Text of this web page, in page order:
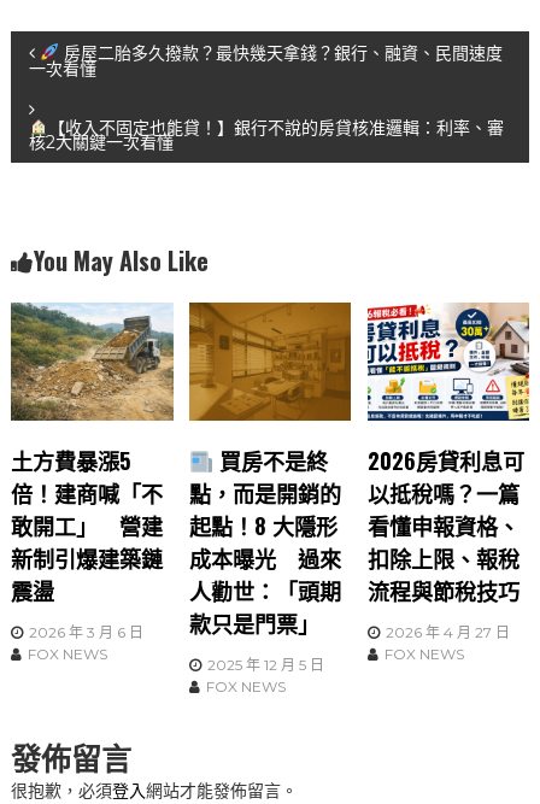
b
o
k
A
p
文
章
導
房屋二胎多久撥款？最快幾天拿錢？銀行、融資、民間速度
一次看懂
【收入不固定也能貸！】銀行不說的房貸核准邏輯：利率、審
核2大關鍵一次看懂
You May Also Like
土方費暴漲5
倍！建商喊「不
敢開工」 營建
新制引爆建築鏈
震盪
2026 年 3 月 6 日
FOX NEWS
買房不是終
點，而是開銷的
起點！8 大隱形
成本曝光 過來
人勸世：「頭期
款只是門票」
2025 年 12 月 5 日
FOX NEWS
2026房貸利息可
以抵稅嗎？一篇
看懂申報資格、
扣除上限、報稅
流程與節稅技巧
2026 年 4 月 27 日
FOX NEWS
發佈留言
很抱歉，必須登入網站才能發佈留言。